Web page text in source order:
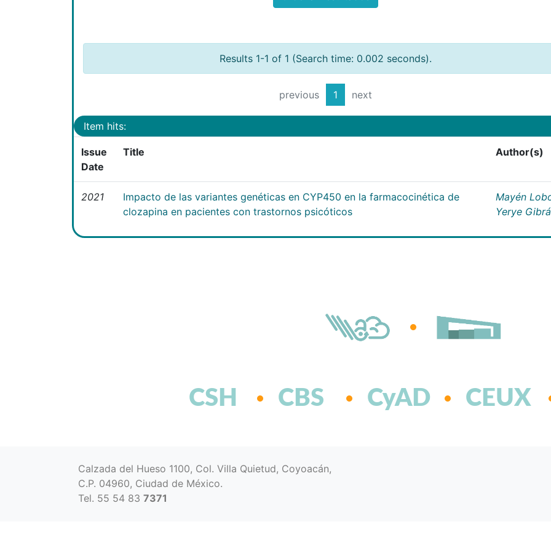
Results 1-1 of 1 (Search time: 0.002 seconds).
previous 1 next
Item hits:
Issue
Date
Title Author(s)
2021
Impacto de las variantes genéticas en CYP450 en la farmacocinética de
clozapina en pacientes con trastornos psicóticos
Mayén
Yerye
CSH CBS CyAD CEUX
Calzada del Hueso 1100, Col. Villa Quietud, Coyoacán,
C.P. 04960, Ciudad de México.
Tel. 55 54 83 7371